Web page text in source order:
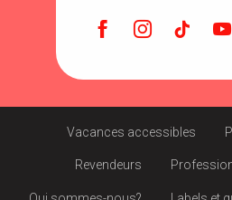
Vacances accessibles
Revendeurs